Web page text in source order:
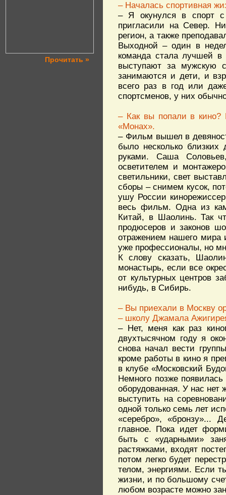
Прочитать »
– Началась спортивная
– Я окунулся в спорт с
пригласили на Север.
регион, а также
Выходной – один в
команда стала лучшей
выступают за мужскую
занимаются и дети, и
всего раз в год или
спортсменов, у них
– Как вы попали в кино?
«Монах».
– Фильм вышел в
было несколько
руками. Саша
осветителем и
светильники, свет
сборы – снимем кусок,
ушу России
весь фильм. Одна из
Китай, в Шаолинь. Так
продюсеров и законов
отражением нашего мира
уже профессионалы, но
К слову сказать,
монастырь, если все
от культурных центров
нибудь, в Сибирь.
– Вы приехали в Москву
– школу Джамала
– Нет, меня как раз
двухтысячном году я
снова начал вести
кроме работы в кино я
в клубе «Московский
Немного позже
оборудованная. У нас нет
выступить на
одной только семь лет
«серебро», «бронзу»...
главное. Пока идет
быть с «ударными»
растяжками, входят
потом легко будет
телом, энергиями. Если
жизни, и по большому
любом возрасте можно